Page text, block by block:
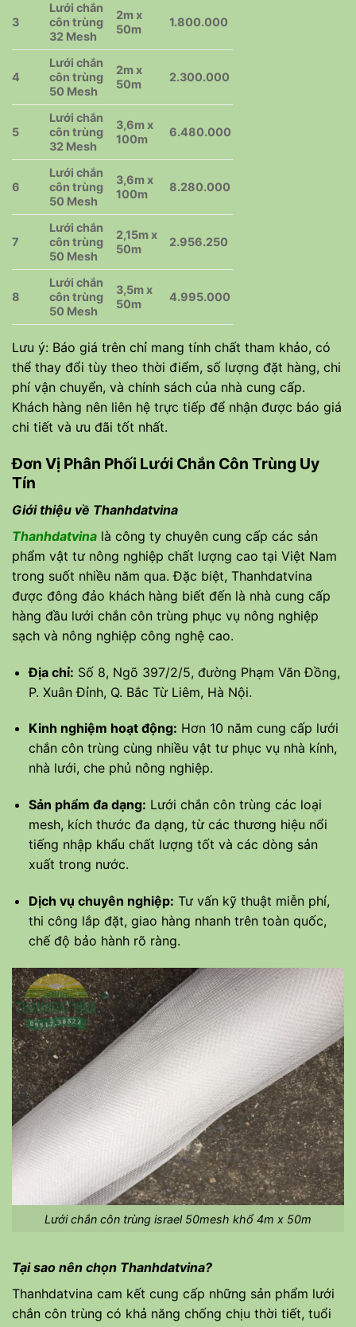
3
Lưới chắn
côn trùng
32 Mesh
2m x
50m
1.800.000
4
Lưới chắn
côn trùng
50 Mesh
2m x
50m
2.300.000
5
Lưới chắn
côn trùng
32 Mesh
3,6m x
100m
6.480.000
6
Lưới chắn
côn trùng
50 Mesh
3,6m x
100m
8.280.000
7
Lưới chắn
côn trùng
50 Mesh
2,15m x
50m
2.956.250
8
Lưới chắn
côn trùng
50 Mesh
3,5m x
50m
4.995.000
Lưu ý: Báo giá trên chỉ mang tính chất tham khảo, có
thể thay đổi tùy theo thời điểm, số lượng đặt hàng, chi
phí vận chuyển, và chính sách của nhà cung cấp.
Khách hàng nên liên hệ trực tiếp để nhận được báo giá
chi tiết và ưu đãi tốt nhất.
Đơn Vị Phân Phối Lưới Chắn Côn Trùng Uy
Tín
Giới thiệu về Thanhdatvina
Thanhdatvina là công ty chuyên cung cấp các sản
phẩm vật tư nông nghiệp chất lượng cao tại Việt Nam
trong suốt nhiều năm qua. Đặc biệt, Thanhdatvina
được đông đảo khách hàng biết đến là nhà cung cấp
hàng đầu lưới chắn côn trùng phục vụ nông nghiệp
sạch và nông nghiệp công nghệ cao.
Địa chỉ: Số 8, Ngõ 397/2/5, đường Phạm Văn Đồng,
P. Xuân Đỉnh, Q. Bắc Từ Liêm, Hà Nội.
Kinh nghiệm hoạt động: Hơn 10 năm cung cấp lưới
chắn côn trùng cùng nhiều vật tư phục vụ nhà kính,
nhà lưới, che phủ nông nghiệp.
Sản phẩm đa dạng: Lưới chắn côn trùng các loại
mesh, kích thước đa dạng, từ các thương hiệu nổi
tiếng nhập khẩu chất lượng tốt và các dòng sản
xuất trong nước.
Dịch vụ chuyên nghiệp: Tư vấn kỹ thuật miễn phí,
thi công lắp đặt, giao hàng nhanh trên toàn quốc,
chế độ bảo hành rõ ràng.
Lưới chắn côn trùng israel 50mesh khổ 4m x 50m
Tại sao nên chọn Thanhdatvina?
Thanhdatvina cam kết cung cấp những sản phẩm lưới
chắn côn trùng có khả năng chống chịu thời tiết, tuổi